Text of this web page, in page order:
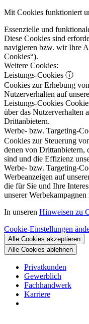
Mit Cookies funktioniert
Essenzielle und
Diese Cookies sind
navigieren bzw. wir Ihre
Cookies“).
Weitere Cookies:
Leistungs-Cookies ⓘ
Cookies zur Erhebung
Nutzerverhalten auf
Leistungs-Cookies
über das Nutzerverhalten
Drittanbietern.
Werbe- bzw. Targeting-
Cookies zur Steuerung
denen von Drittanbietern,
sind und die Effizienz
Werbe- bzw. Targeting-
Werbeanzeigen auf
die für Sie und Ihre
unserer Werbekampagnen
In unseren Hinweisen zu
Cookie-Einstellungen
Alle Cookies akzeptieren
Alle Cookies ablehnen
Privatkunden
Gewerblich
Fachhandwerk
Karriere